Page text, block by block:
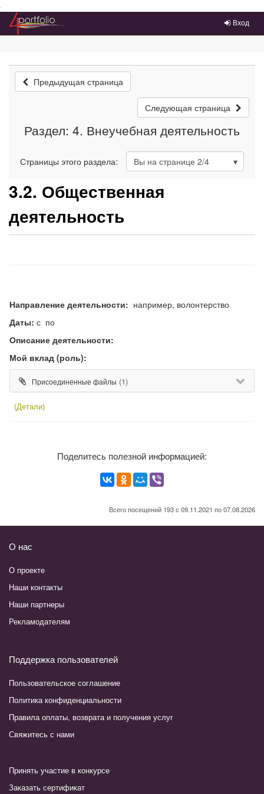
Преейти на главное меню
Вход
Предыдущая страница
Следующая страница
Раздел: 4. Внеучебная деятельность
Страницы этого раздела: Вы на странице 2/4
3.2. Общественная
деятельность
Направление деятельности: например, волонтерство
Даты: с по
Описание деятельности:
Мой вклад (роль):
Присоединенные файлы (1)
(Детали)
Поделитесь полезной информацией:
Всего посещений 193 с 09.11.2021 по 07.08.2026
О нас
О проекте
Наши контакты
Наши партнеры
Рекламодателям
Поддержка пользователей
Пользовательское соглашение
Политика конфиденциальности
Правила оплаты, возврата и получения услуг
Свяжитесь с нами
Принять участие в конкурсе
Заказать сертификат